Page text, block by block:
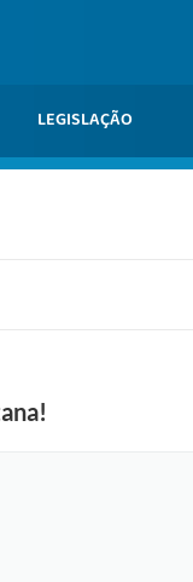
LEGISLAÇÃO